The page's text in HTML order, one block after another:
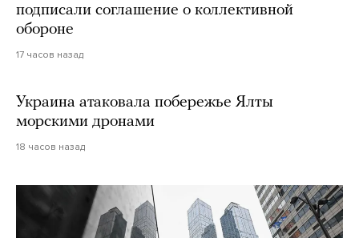
подписали соглашение о коллективной
обороне
17 часов назад
Украина атаковала побережье Ялты
морскими дронами
18 часов назад